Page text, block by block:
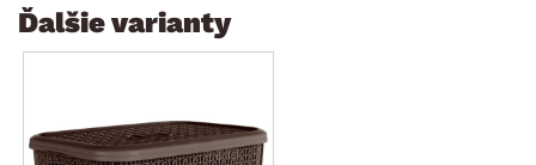
Ďalšie varianty